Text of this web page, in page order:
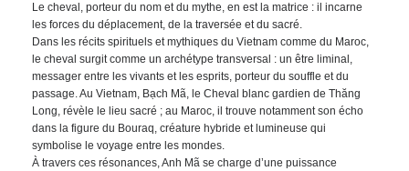
Le cheval, porteur du nom et du mythe, en est la matrice : il incarne
les forces du déplacement, de la traversée et du sacré.
Dans les récits spirituels et mythiques du Vietnam comme du Maroc,
le cheval surgit comme un archétype transversal : un être liminal,
messager entre les vivants et les esprits, porteur du souffle et du
passage. Au Vietnam, Bạch Mã, le Cheval blanc gardien de Thăng
Long, révèle le lieu sacré ; au Maroc, il trouve notamment son écho
dans la figure du Bouraq, créature hybride et lumineuse qui
symbolise le voyage entre les mondes.
À travers ces résonances, Anh Mã se charge d’une puissance